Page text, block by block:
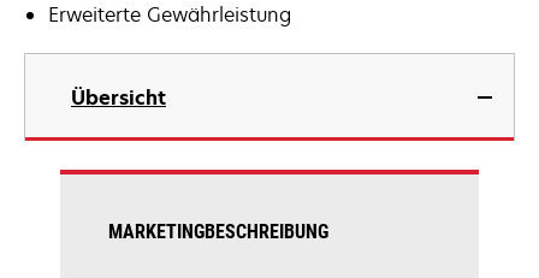
Erweiterte Gewährleistung
Übersicht
MARKETINGBESCHREIBUNG